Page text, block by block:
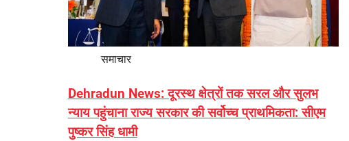
समाचार
Dehradun News: दूरस्थ क्षेत्रों तक सरल और सुलभ
न्याय पहुंचाना राज्य सरकार की सर्वोच्च प्राथमिकता: सीएम
पुष्कर सिंह धामी